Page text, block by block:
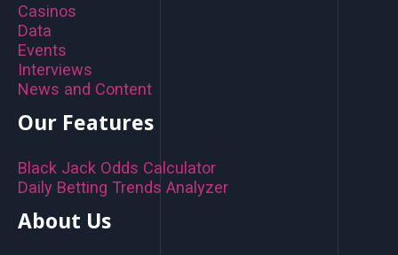
Casinos
Data
Events
Interviews
News and Content
Our Features
Black Jack Odds Calculator
Daily Betting Trends Analyzer
About Us